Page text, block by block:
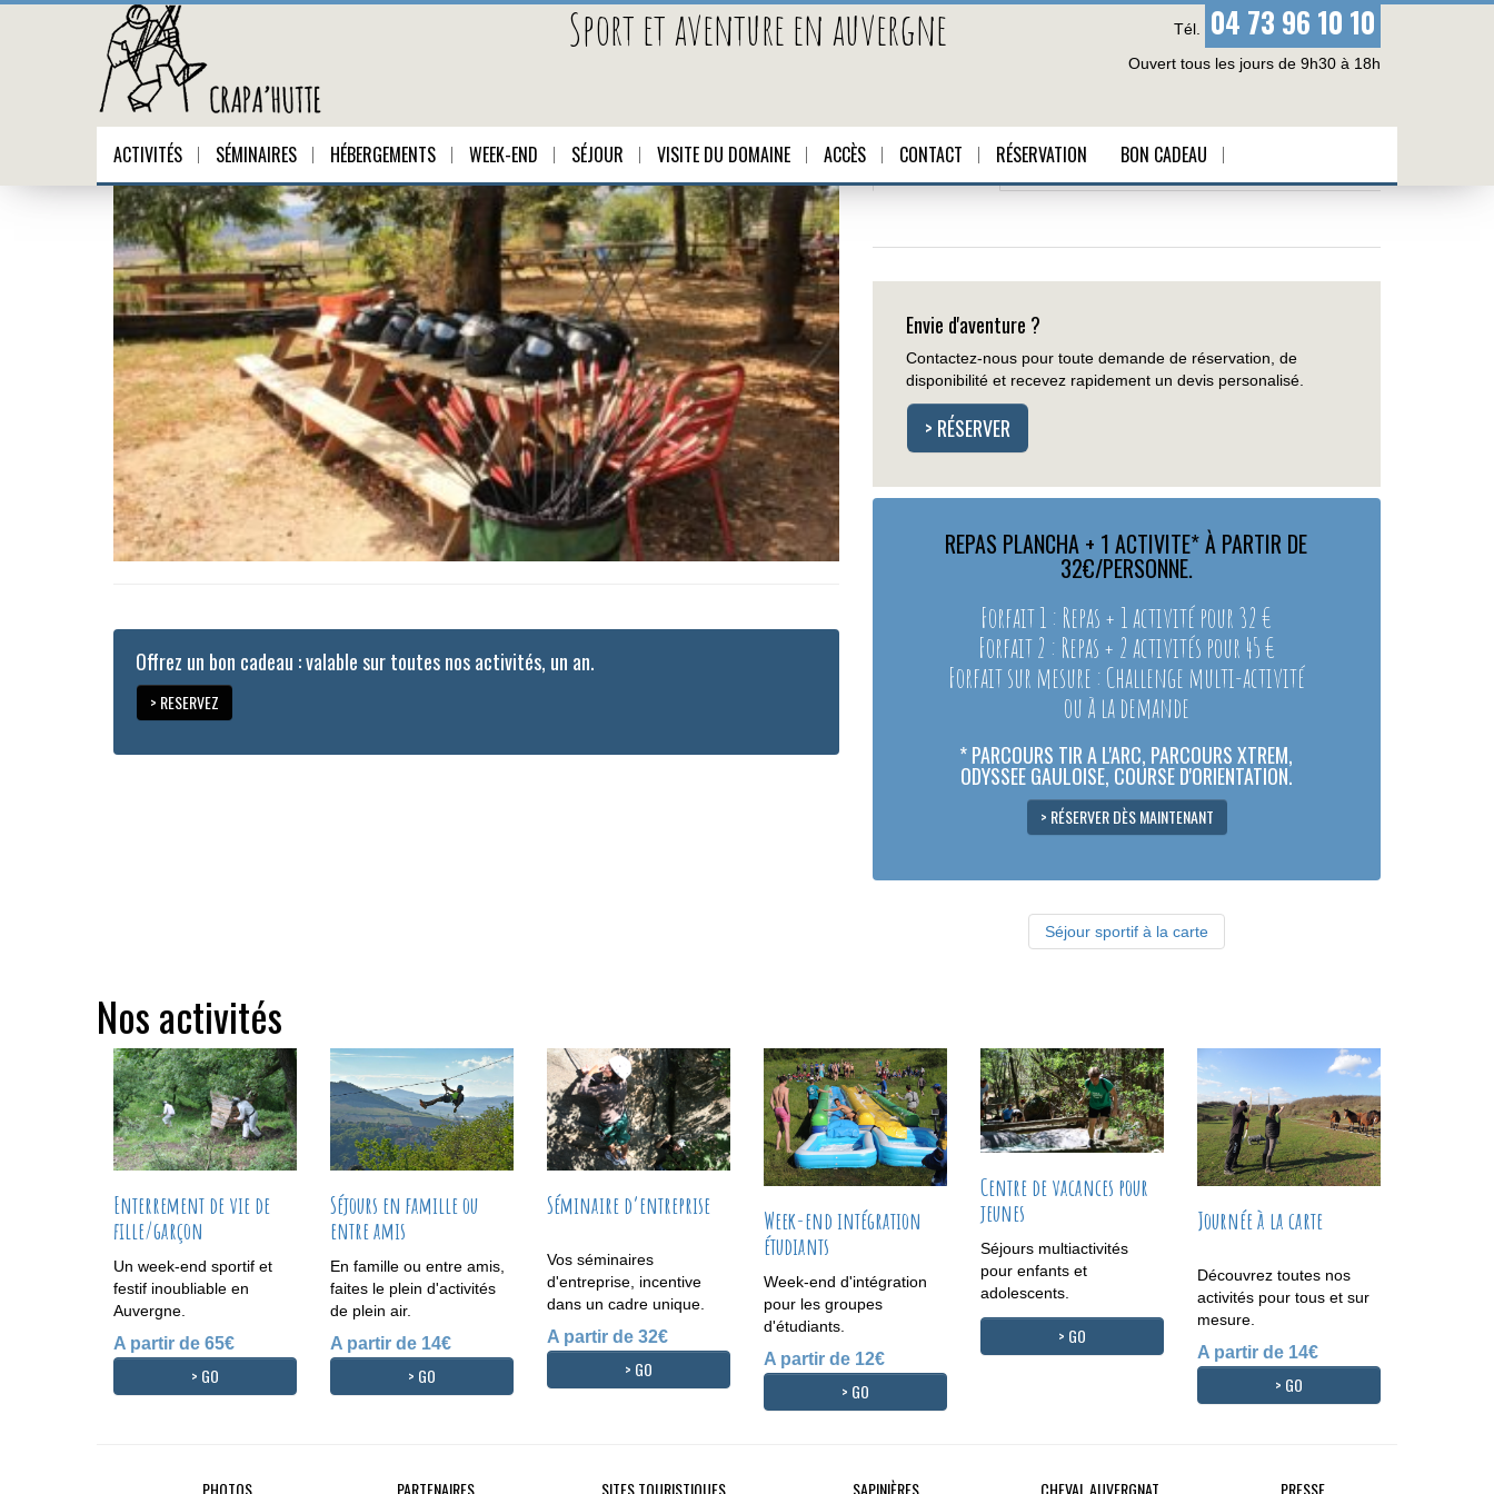
Sport et aventure en auvergne Tél. 04 73 96 10 10
Ouvert tous les jours de 9h30 à 18h
ACTIVITÉS SÉMINAIRES HÉBERGEMENTS WEEK-END SÉJOUR VISITE DU DOMAINE ACCÈS CONTACT RÉSERVATION BON CADEAU
IMG_2332
Offrez un bon cadeau : valable sur toutes nos activités, un an.
> RESERVEZ
DESCRIPTIF PROGRAMME PLUS D'INFOS
Envie d'aventure ?
Contactez-nous pour toute demande de réservation, de
disponibilité et recevez rapidement un devis personalisé.
> RÉSERVER
REPAS PLANCHA + 1 ACTIVITE* À PARTIR DE
32€/PERSONNE.
Forfait 1 : Repas + 1 activité pour 32 €
Forfait 2 : Repas + 2 activités pour 45 €
Forfait sur mesure : Challenge multi-activité
ou à la demande
* PARCOURS TIR A L'ARC, PARCOURS XTREM,
ODYSSEE GAULOISE, COURSE D'ORIENTATION.
> RÉSERVER DÈS MAINTENANT
Séjour sportif à la carte
Nos activités
Enterrement de vie de
fille/garçon
Un week-end sportif et
festif inoubliable en
Auvergne.
A partir de 65€
> GO
Séjours en famille ou
entre amis
En famille ou entre amis,
faites le plein d'activités
de plein air.
A partir de 14€
> GO
Séminaire d’entreprise
Vos séminaires
d'entreprise, incentive
dans un cadre unique.
A partir de 32€
> GO
Week-end intégration
étudiants
Week-end d'intégration
pour les groupes
d'étudiants.
A partir de 12€
> GO
Centre de vacances pour
jeunes
Séjours multiactivités
pour enfants et
adolescents.
> GO
Journée à la carte
Découvrez toutes nos
activités pour tous et sur
mesure.
A partir de 14€
> GO
PHOTOS PARTENAIRES SITES TOURISTIQUES SAPINIÈRES CHEVAL AUVERGNAT PRESSE